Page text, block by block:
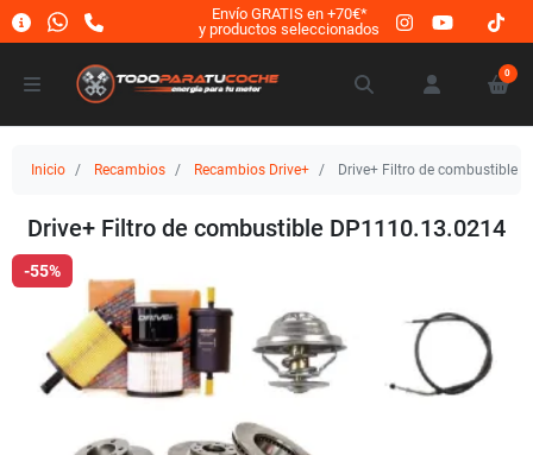
Envío GRATIS en +70€*
y productos seleccionados
0
Inicio Recambios Recambios Drive+ Drive+ Filtro de combustible
Drive+ Filtro de combustible DP1110.13.0214
-55%